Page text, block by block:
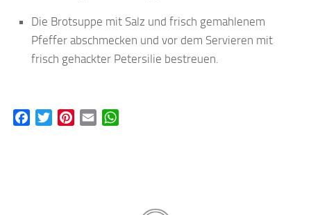
Die Brotsuppe mit Salz und frisch gemahlenem
Pfeffer abschmecken und vor dem Servieren mit
frisch gehackter Petersilie bestreuen.
FacebookTwitterPinterest
Email